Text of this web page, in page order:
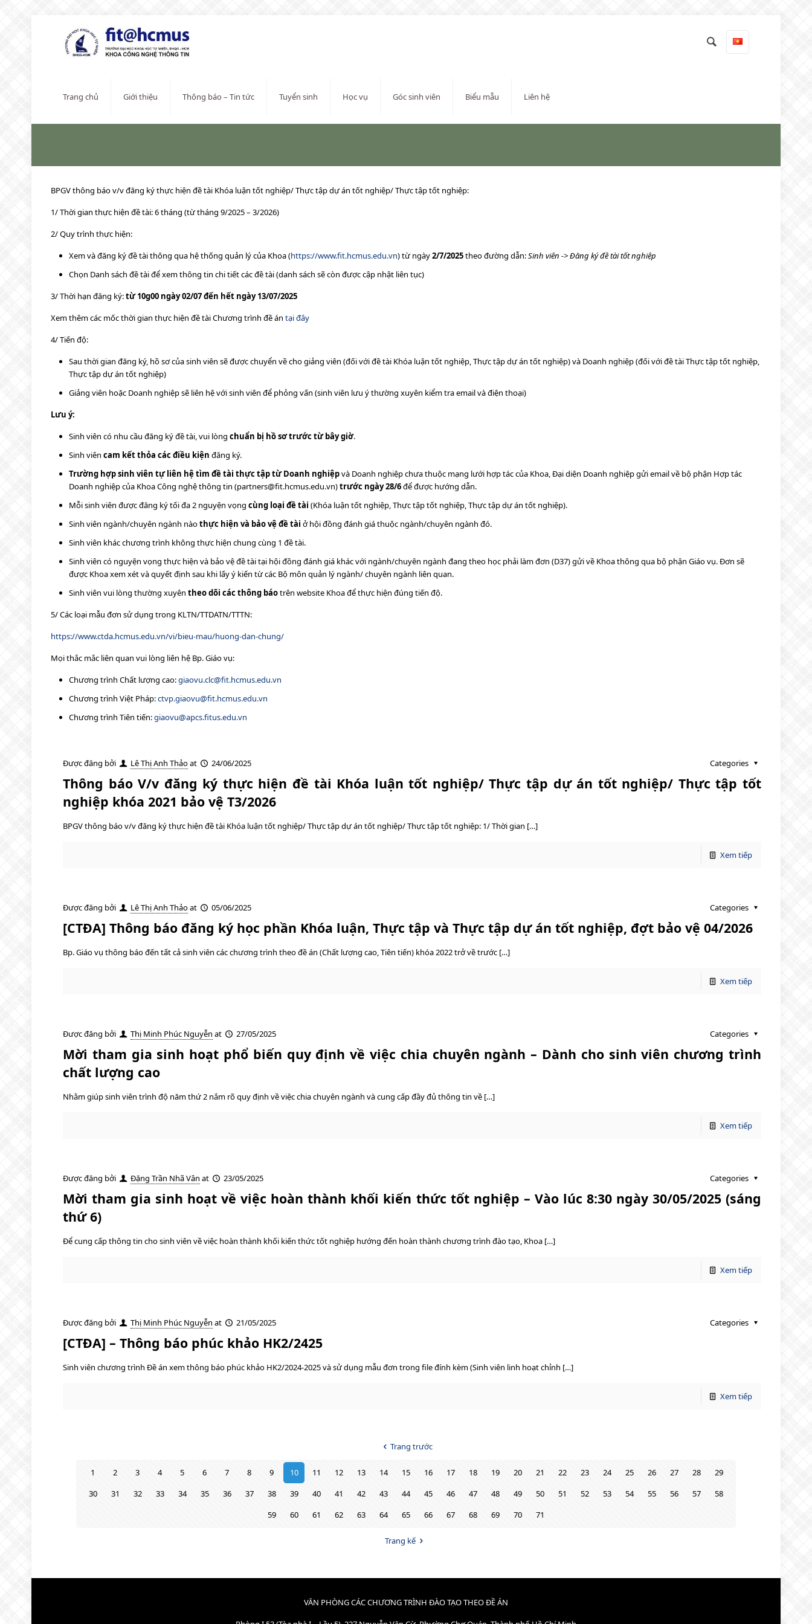
Trang chủ Giới thiệu Thông báo – Tin tức Tuyển sinh Học vụ Góc sinh viên Biểu mẫu Liên hệ
BPGV thông báo v/v đăng ký thực hiện đề tài Khóa luận tốt nghiệp/ Thực tập dự án tốt nghiệp/ Thực tập tốt nghiệp:
1/ Thời gian thực hiện đề tài: 6 tháng (từ tháng 9/2025 – 3/2026)
2/ Quy trình thực hiện:
Xem và đăng ký đề tài thông qua hệ thống quản lý của Khoa (https://www.fit.hcmus.edu.vn) từ ngày2/7/2025theo đường dẫn:Sinh viên -> Đăng ký đề tài tốt nghiệp
Chọn Danh sách đề tài để xem thông tin chi tiết các đề tài (danh sách sẽ còn được cập nhật liên tục)
3/ Thời hạn đăng ký:từ 10g00 ngày 02/07 đến hết ngày 13/07/2025
Xem thêm các mốc thời gian thực hiện đề tài Chương trình đề án tại đây
4/ Tiến độ:
Sau thời gian đăng ký, hồ sơ của sinh viên sẽ được chuyển về cho giảng viên (đối với đề tài Khóa luận tốt nghiệp, Thực tập dự án tốt nghiệp) và Doanh nghiệp (đối với đề tài Thực tập tốt nghiệp,
Thực tập dự án tốt nghiệp)
Giảng viên hoặc Doanh nghiệp sẽ liên hệ với sinh viên để phỏng vấn (sinh viên lưu ý thường xuyên kiểm tra email và điện thoại)
Lưu ý:
Sinh viên có nhu cầu đăng ký đề tài, vui lòng chuẩn bị hồ sơ trước từ bây giờ.
Sinh viên cam kết thỏa các điều kiện đăng ký.
Trường hợp sinh viên tự liên hệ tìm đề tài thực tập từ Doanh nghiệpvà Doanh nghiệp chưa thuộc mạng lưới hợp tác của Khoa, Đại diện Doanh nghiệp gửi email về bộ phận Hợp tác
Doanh nghiệp của Khoa Công nghệ thông tin (partners@fit.hcmus.edu.vn)trước ngày 28/6để được hướng dẫn.
Mỗi sinh viên được đăng ký tối đa 2 nguyện vọng cùng loại đề tài (Khóa luận tốt nghiệp, Thực tập tốt nghiệp, Thực tập dự án tốt nghiệp).
Sinh viên ngành/chuyên ngành nàothực hiện và bảo vệ đề tài ở hội đồng đánh giá thuộc ngành/chuyên ngành đó.
Sinh viên khác chương trình không thực hiện chung cùng 1 đề tài.
Sinh viên có nguyện vọng thực hiện và bảo vệ đề tài tại hội đồng đánh giá khác với ngành/chuyên ngành đang theo học phải làm đơn (D37) gửi về Khoa thông qua bộ phận Giáo vụ. Đơn sẽ
được Khoa xem xét và quyết định sau khi lấy ý kiến từ các Bộ môn quản lý ngành/ chuyên ngành liên quan.
Sinh viên vui lòng thường xuyên theo dõi các thông báotrên website Khoa để thực hiện đúng tiến độ.
5/ Các loại mẫu đơn sử dụng trong KLTN/TTDATN/TTTN:
https://www.ctda.hcmus.edu.vn/vi/bieu-mau/huong-dan-chung/
Mọi thắc mắc liên quan vui lòng liên hệ Bp. Giáo vụ:
Chương trình Chất lượng cao:giaovu.clc@fit.hcmus.edu.vn
Chương trình Việt Pháp:ctvp.giaovu@fit.hcmus.edu.vn
Chương trình Tiên tiến:giaovu@apcs.fitus.edu.vn
Được đăng bởi Lê Thị Anh Thảoat 24/06/2025 Categories
Thông báo V/v đăng ký thực hiện đề tài Khóa luận tốt nghiệp/ Thực tập dự án tốt nghiệp/ Thực tập tốt
nghiệp khóa 2021 bảo vệ T3/2026
BPGV thông báo v/v đăng ký thực hiện đề tài Khóa luận tốt nghiệp/ Thực tập dự án tốt nghiệp/ Thực tập tốt nghiệp: 1/ Thời gian […]
Xem tiếp
Được đăng bởi Lê Thị Anh Thảoat 05/06/2025 Categories
[CTĐA] Thông báo đăng ký học phần Khóa luận, Thực tập và Thực tập dự án tốt nghiệp, đợt bảo vệ 04/2026
Bp. Giáo vụ thông báo đến tất cả sinh viên các chương trình theo đề án (Chất lượng cao, Tiên tiến) khóa 2022 trở về trước […]
Xem tiếp
Được đăng bởi Thị Minh Phúc Nguyễn at 27/05/2025 Categories
Mời tham gia sinh hoạt phổ biến quy định về việc chia chuyên ngành – Dành cho sinh viên chương trình
chất lượng cao
Nhằm giúp sinh viên trình độ năm thứ 2 nắm rõ quy định về việc chia chuyên ngành và cung cấp đầy đủ thông tin về […]
Xem tiếp
Được đăng bởi Đặng Trần Nhã Vân at 23/05/2025 Categories
Mời tham gia sinh hoạt về việc hoàn thành khối kiến thức tốt nghiệp – Vào lúc 8:30 ngày 30/05/2025 (sáng
thứ 6)
Để cung cấp thông tin cho sinh viên về việc hoàn thành khối kiến thức tốt nghiệp hướng đến hoàn thành chương trình đào tạo, Khoa […]
Xem tiếp
Được đăng bởi Thị Minh Phúc Nguyễn at 21/05/2025 Categories
[CTĐA] – Thông báo phúc khảo HK2/2425
Sinh viên chương trình Đề án xem thông báo phúc khảo HK2/2024-2025 và sử dụng mẫu đơn trong file đính kèm (Sinh viên linh hoạt chỉnh […]
Xem tiếp
Trang trước
1 2 3 4 5 6 7 8 9 10 11 12 13 14 15 16 17 18 19 20 21 22 23 24 25 26 27 28
29
30
31 32 33 34 35 36 37 38 39 40 41 42 43 44 45 46 47 48 49 50 51 52 53 54 55 56 57
58
59
60 61 62 63 64 65 66 67 68 69 70 71
Trang kế
VĂN PHÒNG CÁC CHƯƠNG TRÌNH ĐÀO TẠO THEO ĐỀ ÁN